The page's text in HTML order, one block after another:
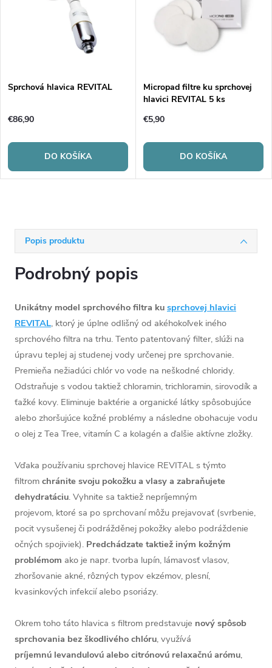
Popis produktu
Podrobný popis
Unikátny model sprchového filtra ku sprchovej hlavici
REVITAL, ktorý je úplne odlišný od akéhokoľvek iného
sprchového filtra na trhu. Tento patentovaný filter, slúži na
úpravu teplej aj studenej vody určenej pre sprchovanie.
Premieňa nežiadúci chlór vo vode na neškodné chloridy.
Odstraňuje s vodou taktiež chloramin, trichloramin, sirovodík a
ťažké kovy. Eliminuje baktérie a organické látky spôsobujúce
alebo zhoršujúce kožné problémy a následne obohacuje vodu
o olej z Tea Tree, vitamín C a kolagén a ďalšie aktívne zložky.
Vďaka používaniu sprchovej hlavice REVITAL s týmto
filtrom chránite svoju pokožku a vlasy a zabraňujete
dehydratáciu. Vyhnite sa taktiež nepríjemným
projevom, ktoré sa po sprchovaní môžu prejavovať (svrbenie,
pocit vysušenej či podrážděnej pokožky alebo podráždenie
očných spojiviek). Predchádzate taktiež iným kožným
problémom ako je napr. tvorba lupín, lámavosť vlasov,
zhoršovanie akné, rôzných typov ekzémov, plesní,
kvasinkových infekcií alebo psoriázy.
Okrem toho táto hlavica s filtrom predstavuje nový spôsob
sprchovania bez škodlivého chlóru, využívá
príjemnú levandulovú alebo citrónovú relaxačnú arómu,
Sprchová hlavica REVITAL
€86,90
DO KOŠÍKA
Micropad filtre ku sprchovej
hlavici REVITAL 5 ks
€5,90
DO KOŠÍKA